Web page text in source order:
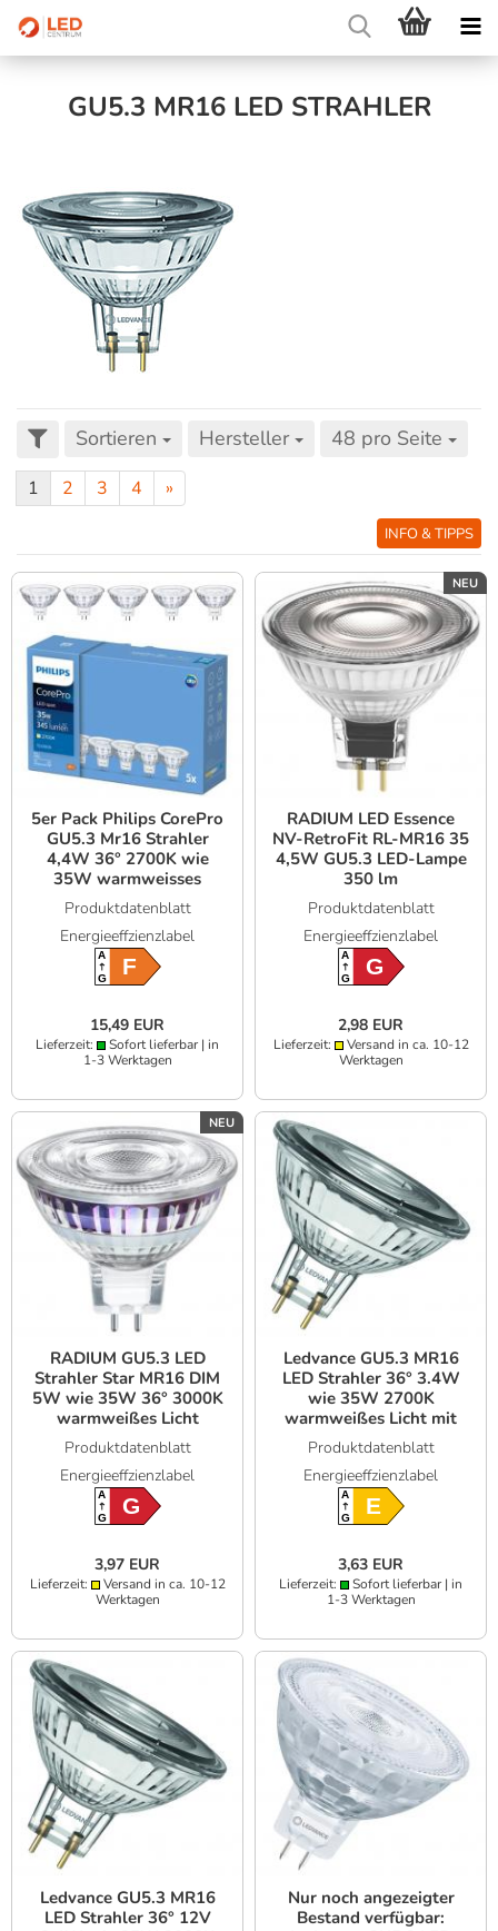
GU5.3 MR16 LED STRAHLER
Sortieren Hersteller 48 pro Seite
1 2 3 4 »
INFO & TIPPS
5er Pack Philips CorePro
GU5.3 Mr16 Strahler
4,4W 36° 2700K wie
35W warmweisses
Wohnlicht für Wand-
und Deckenspots
Produktdatenblatt
Energieeffzienzlabel
A
GF
15,49 EUR
Lieferzeit:
Sofort lieferbar | in
1-3 Werktagen
NEU
RADIUM LED Essence
NV-RetroFit RL-MR16 35
4,5W GU5.3 LED-Lampe
350 lm
Produktdatenblatt
Energieeffzienzlabel
A
GG
2,98 EUR
Lieferzeit:
Versand in ca. 10-12
Werktagen
NEU
RADIUM GU5.3 LED
Strahler Star MR16 DIM
5W wie 35W 36° 3000K
warmweißes Licht
Produktdatenblatt
Energieeffzienzlabel
A
GG
3,97 EUR
Lieferzeit:
Versand in ca. 10-12
Werktagen
Ledvance GU5.3 MR16
LED Strahler 36° 3.4W
wie 35W 2700K
warmweißes Licht mit
kleinem Lichtwinkel
Produktdatenblatt
Energieeffzienzlabel
A
GE
3,63 EUR
Lieferzeit:
Sofort lieferbar | in
1-3 Werktagen
Ledvance GU5.3 MR16
LED Strahler 36° 12V
Nur noch angezeigter
Bestand verfügbar: